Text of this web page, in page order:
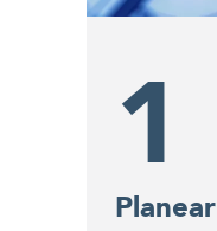
1
Planear